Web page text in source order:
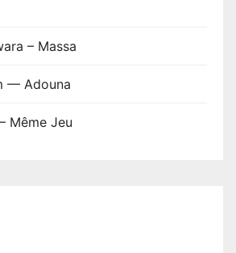
– Massa
— Adouna
Même Jeu